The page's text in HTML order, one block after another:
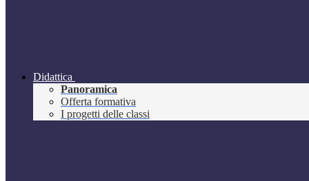
Didattica
Panoramica
Offerta formativa
I progetti delle classi